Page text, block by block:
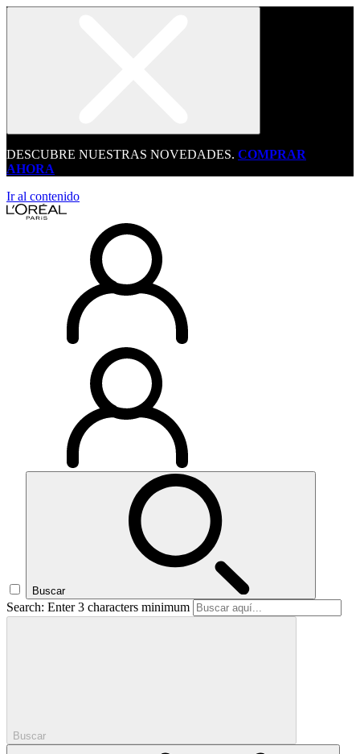
DESCUBRE NUESTRAS NOVEDADES. COMPRAR
AHORA
Ir al contenido
Buscar
Search: Enter 3 characters minimum
Buscar